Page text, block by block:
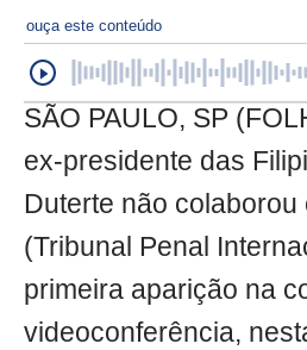
ouça este conteúdo
SÃO PAULO, SP
ex-presidente das
Duterte não colaborou
(Tribunal Penal
primeira aparição na
videoconferência,